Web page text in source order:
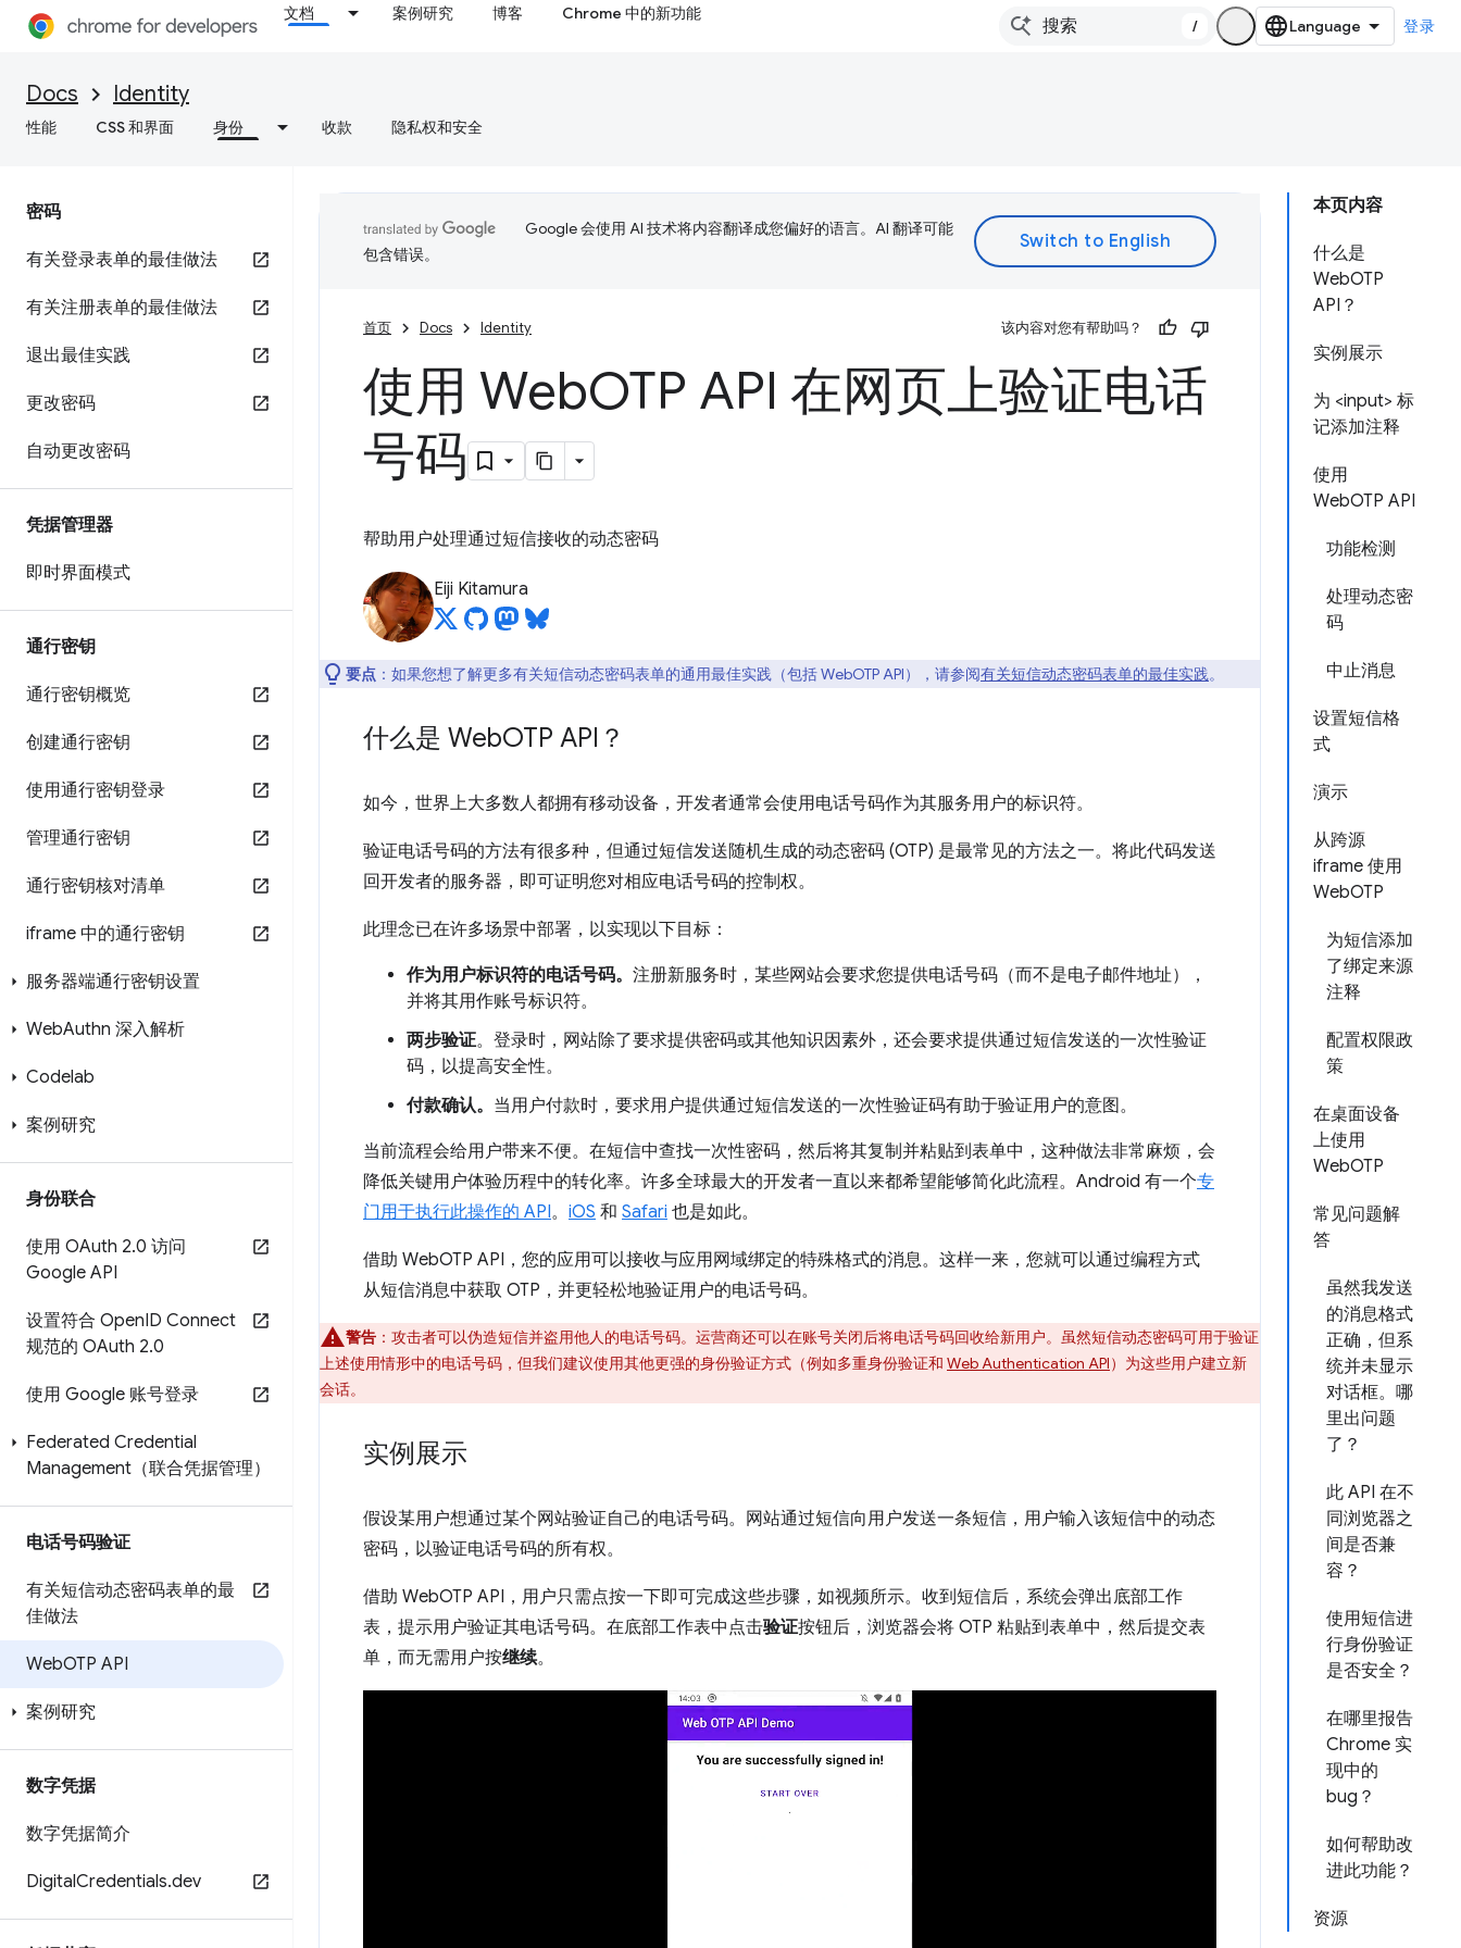
文档 案例研究 博客 Chrome 中的新功能
/ 登录
Docs Identity
性能 CSS 和界面 身份 收款 隐私权和安全
密码
有关登录表单的最佳做法
有关注册表单的最佳做法
退出最佳实践
更改密码
自动更改密码
凭据管理器
即时界面模式
通行密钥
通行密钥概览
创建通行密钥
使用通行密钥登录
管理通行密钥
通行密钥核对清单
iframe 中的通行密钥
服务器端通行密钥设置
WebAuthn 深入解析
Codelab
案例研究
身份联合
使用 OAuth 2.0 访问
Google API
设置符合 OpenID Connect
规范的 OAuth 2.0
使用 Google 账号登录
Federated Credential
Management（联合凭据管理）
电话号码验证
有关短信动态密码表单的最
佳做法
WebOTP API
案例研究
数字凭据
数字凭据简介
DigitalCredentials.dev
本页内容
什么是
WebOTP
API？
实例展示
为 <input> 标
记添加注释
使用
WebOTP API
功能检测
处理动态密
码
中止消息
设置短信格
式
演示
从跨源
iframe 使用
WebOTP
为短信添加
了绑定来源
注释
配置权限政
策
在桌面设备
上使用
WebOTP
常见问题解
答
虽然我发送
的消息格式
正确，但系
统并未显示
对话框。哪
里出问题
了？
此 API 在不
同浏览器之
间是否兼
容？
使用短信进
行身份验证
是否安全？
在哪里报告
Chrome 实
现中的
bug？
如何帮助改
进此功能？
资源
Google 会使用 AI 技术将内容翻译成您偏好的语言。AI 翻译可能
包含错误。
首页 Docs Identity 该内容对您有帮助吗？
使用 WebOTP API 在网页上验证电话
号码
帮助用户处理通过短信接收的动态密码
Eiji Kitamura
要点 ：如果您想了解更多有关短信动态密码表单的通用最佳实践（包括 WebOTP API），请参阅有关短信动态密码表单的最佳实践。
什么是 WebOTP API？
如今，世界上大多数人都拥有移动设备，开发者通常会使用电话号码作为其服务用户的标识符。
验证电话号码的方法有很多种，但通过短信发送随机生成的动态密码 (OTP) 是最常见的方法之一。将此代码发送
回开发者的服务器，即可证明您对相应电话号码的控制权。
此理念已在许多场景中部署，以实现以下目标：
作为用户标识符的电话号码。 注册新服务时，某些网站会要求您提供电话号码（而不是电子邮件地址），
并将其用作账号标识符。
两步验证。登录时，网站除了要求提供密码或其他知识因素外，还会要求提供通过短信发送的一次性验证
码，以提高安全性。
付款确认。 当用户付款时，要求用户提供通过短信发送的一次性验证码有助于验证用户的意图。
当前流程会给用户带来不便。在短信中查找一次性密码，然后将其复制并粘贴到表单中，这种做法非常麻烦，会
降低关键用户体验历程中的转化率。许多全球最大的开发者一直以来都希望能够简化此流程。Android 有一个专
门用于执行此操作的 API。 iOS 和 Safari 也是如此。
借助 WebOTP API，您的应用可以接收与应用网域绑定的特殊格式的消息。这样一来，您就可以通过编程方式
从短信消息中获取 OTP，并更轻松地验证用户的电话号码。
警告 ：攻击者可以伪造短信并盗用他人的电话号码。运营商还可以在账号关闭后将电话号码回收给新用户。虽然短信动态密码可用于验证
上述使用情形中的电话号码，但我们建议使用其他更强的身份验证方式（例如多重身份验证和 Web Authentication API）为这些用户建立新
会话。
实例展示
假设某用户想通过某个网站验证自己的电话号码。网站通过短信向用户发送一条短信，用户输入该短信中的动态
密码，以验证电话号码的所有权。
借助 WebOTP API，用户只需点按一下即可完成这些步骤，如视频所示。收到短信后，系统会弹出底部工作
表，提示用户验证其电话号码。在底部工作表中点击验证按钮后，浏览器会将 OTP 粘贴到表单中，然后提交表
单，而无需用户按继续。